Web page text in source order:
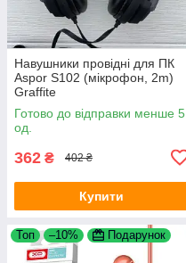
Навушники провідні для ПК
Aspor S102 (мікрофон, 2m)
Graffite
Готово до відправки менше 5
од.
362 ₴ 402 ₴
Купити
Топ –10% Подарунок